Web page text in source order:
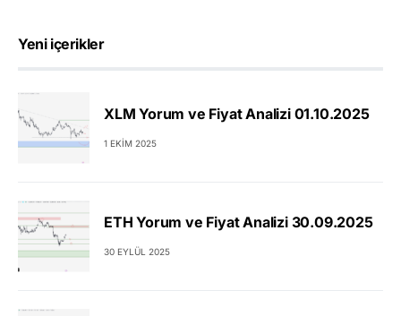
Yeni içerikler
XLM Yorum ve Fiyat Analizi 01.10.2025
1 EKIM 2025
ETH Yorum ve Fiyat Analizi 30.09.2025
30 EYLÜL 2025